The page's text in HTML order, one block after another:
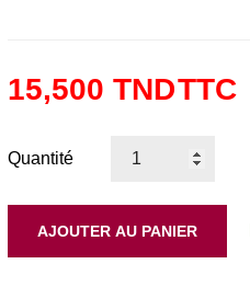
15,500 TNDTTC
Quantité
AJOUTER AU PANIER